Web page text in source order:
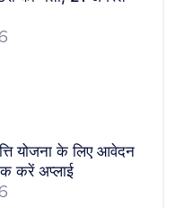
योजना के लिए आवेदन
करें अप्लाई